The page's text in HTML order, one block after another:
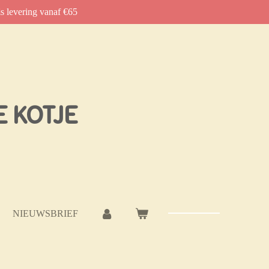
levering vanaf €65
KOTJE
NIEUWSBRIEF